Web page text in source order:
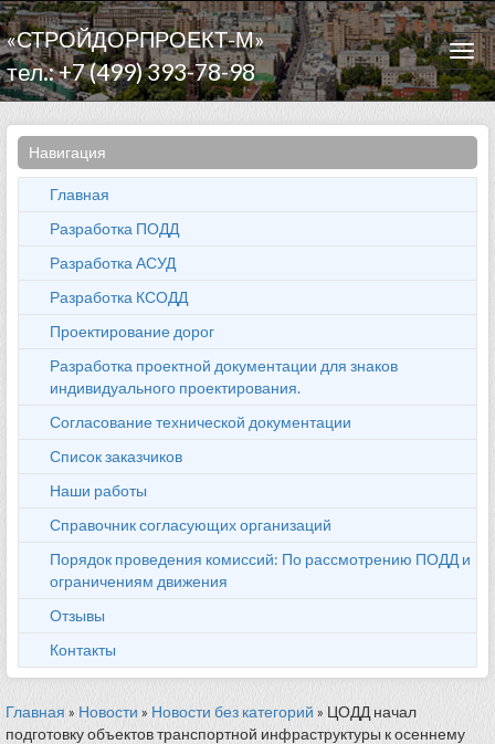
«СТРОЙДОРПРОЕКТ-М»
тел.: +7 (499) 393-78-98
Навигация
Главная
Разработка ПОДД
Разработка АСУД
Разработка КСОДД
Проектирование дорог
Разработка проектной документации для знаков
индивидуального проектирования.
Согласование технической документации
Список заказчиков
Наши работы
Справочник согласующих организаций
Порядок проведения комиссий: По рассмотрению ПОДД и
ограничениям движения
Отзывы
Контакты
Главная » Новости » Новости без категорий » ЦОДД начал
подготовку объектов транспортной инфраструктуры к осеннему